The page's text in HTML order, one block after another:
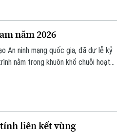
năm 2026
An ninh mạng quốc gia, đã dự lễ kỷ
nằm trong khuôn khổ chuỗi hoạt
liên kết vùng